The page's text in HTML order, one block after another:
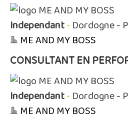
Independant• Dordogne -
ME AND MY BOSS
CONSULTANT EN
Independant• Dordogne -
ME AND MY BOSS